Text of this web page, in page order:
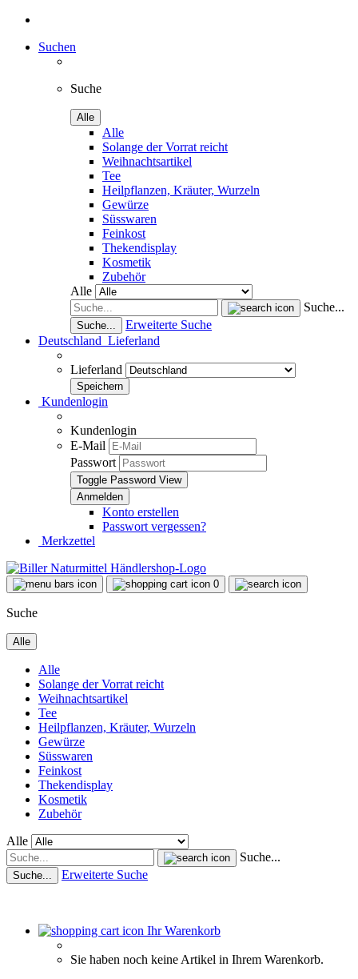
Suchen
Suche
Alle
Alle
Solange der Vorrat reicht
Weihnachtsartikel
Tee
Heilpflanzen, Kräuter, Wurzeln
Gewürze
Süsswaren
Feinkost
Thekendisplay
Kosmetik
Zubehör
Alle
Suche...
Suche...
Erweiterte Suche
Deutschland Lieferland
Lieferland
Kundenlogin
Kundenlogin
E-Mail
Passwort
Toggle Password View
Konto erstellen
Passwort vergessen?
Merkzettel
0
Suche
Alle
Alle
Solange der Vorrat reicht
Weihnachtsartikel
Tee
Heilpflanzen, Kräuter, Wurzeln
Gewürze
Süsswaren
Feinkost
Thekendisplay
Kosmetik
Zubehör
Alle
Suche...
Suche... Erweiterte Suche
Ihr Warenkorb
Sie haben noch keine Artikel in Ihrem Warenkorb.